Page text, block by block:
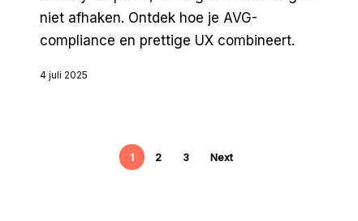
niet afhaken. Ontdek hoe je AVG-
compliance en prettige UX combineert.
4 juli 2025
1 2 3 Next